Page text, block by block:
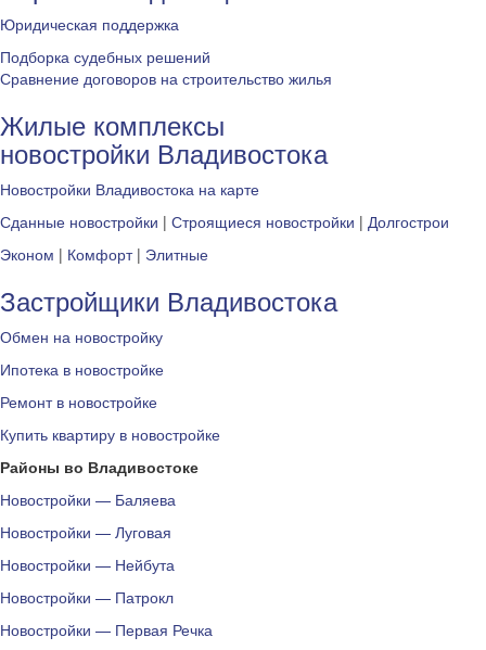
Юридическая поддержка
Подборка судебных решений
Сравнение договоров на строительство жилья
Жилые комплексы
новостройки Владивостока
Новостройки Владивостока на карте
Сданные новостройки | Строящиеся новостройки | Долгострои
Эконом | Комфорт| Элитные
Застройщики Владивостока
Обмен на новостройку
Ипотека в новостройке
Ремонт в новостройке
Купить квартиру в новостройке
Районы во Владивостоке
Новостройки — Баляева
Новостройки — Луговая
Новостройки — Нейбута
Новостройки — Патрокл
Новостройки — Первая Речка